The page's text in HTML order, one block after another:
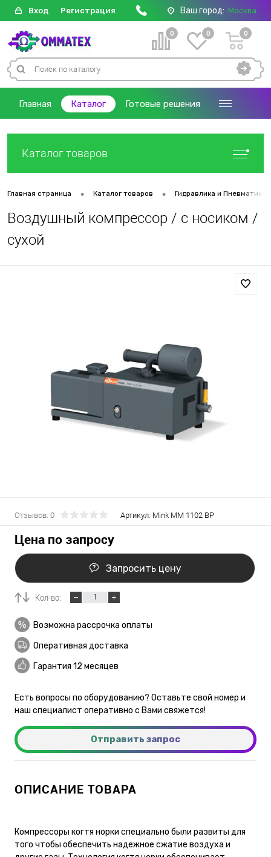
Вход Регистрация Ваш город: Москва
0 0 0
Главная Каталог Готовые решения
Каталог товаров
Главная страница • Каталог товаров • Гидравлика и Пневматика
Воздушный компрессор / с носиком /
сухой
Отзывов: 0 Артикул: Mink MM 1102 BP
Цена по запросу
Запросить цену
Кол-во:
Возможна рассрочка оплаты
Оперативная доставка
Гарантия 12 месяцев
Есть вопросы по оборудованию? Оставьте свой номер и
наш специалист оперативно с Вами свяжется!
Отправить запрос
ОПИСАНИЕ ТОВАРА
Компрессоры когтя норки специально были развиты для
того чтобы обеспечить надежное сжатие воздуха и